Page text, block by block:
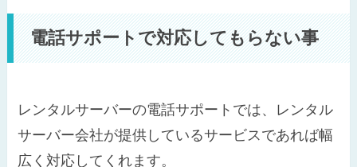
電話サポートで対応してもらない事
レンタルサーバーの電話サポートでは、レンタル
サーバー会社が提供しているサービスであれば幅
広く対応してくれます。